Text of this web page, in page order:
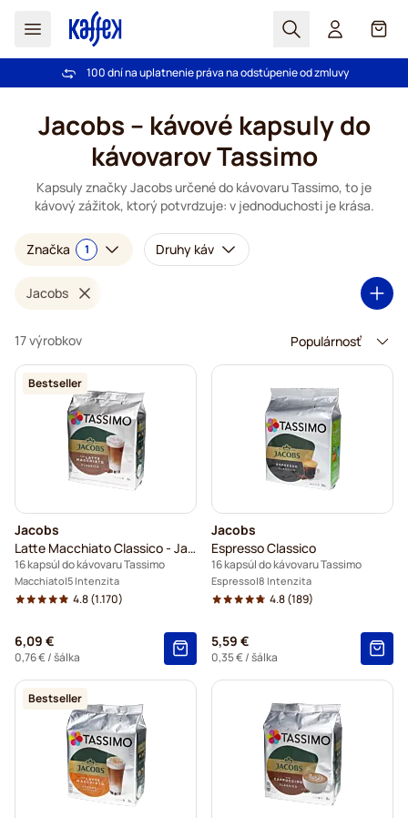
Hľadať Košík
Pri objednávke nad 49,00 € doprava zdarma
100 dní na uplatnenie práva na odstúpenie od zmluvy
Jacobs – kávové kapsuly do
kávovarov Tassimo
Kapsuly značky Jacobs určené do kávovaru Tassimo, to je
kávový zážitok, ktorý potvrdzuje: v jednoduchosti je krása.
Značka 1 Druhy káv
Jacobs
17 výrobkov
Bestseller
Jacobs
Latte Macchiato Classico - Jacobs
16 kapsúl do kávovaru Tassimo
Macchiato 5 Intenzita
4.8(1.170)
6,09 €
0,76 €/ šálka
Jacobs
Espresso Classico
16 kapsúl do kávovaru Tassimo
Espresso 8 Intenzita
4.8(189)
5,59 €
0,35 €/ šálka
Bestseller